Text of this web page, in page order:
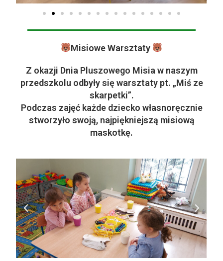
Misiowe Warsztaty
Z okazji Dnia Pluszowego Misia w naszym
przedszkolu odbyły się warsztaty pt. „Miś ze
skarpetki”.
Podczas zajęć każde dziecko własnoręcznie
stworzyło swoją, najpiękniejszą misiową
maskotkę.